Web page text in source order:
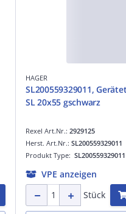
HAGER
SL200559329011,
SL 20x55 gschwarz
Rexel Art.Nr.: 2929125
Produkt Type: SL200559329011
Herst. Art.Nr.: SL200559329011
VPE anzeigen
Stück